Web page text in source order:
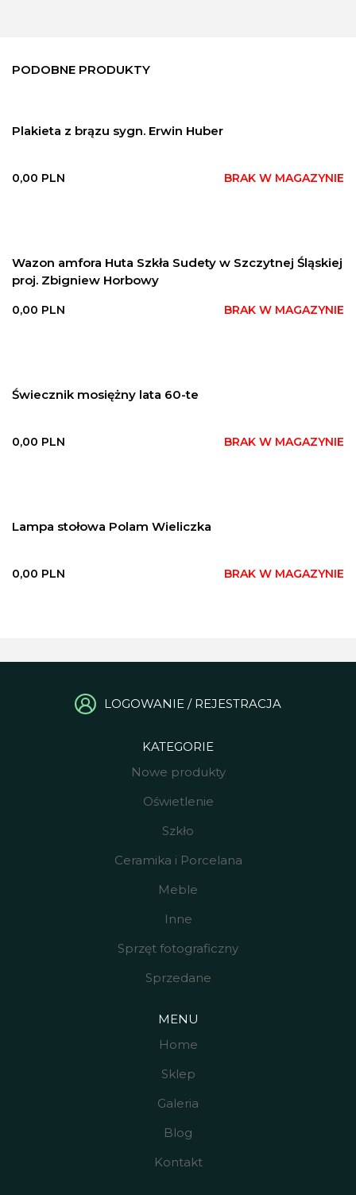
PODOBNE PRODUKTY
Plakieta z brązu sygn. Erwin Huber
0,00 PLN BRAK W MAGAZYNIE
Wazon amfora Huta Szkła Sudety w Szczytnej Śląskiej
proj. Zbigniew Horbowy
0,00 PLN BRAK W MAGAZYNIE
Świecznik mosiężny lata 60-te
0,00 PLN BRAK W MAGAZYNIE
Lampa stołowa Polam Wieliczka
0,00 PLN BRAK W MAGAZYNIE
LOGOWANIE / REJESTRACJA
KATEGORIE
Nowe produkty
Oświetlenie
Szkło
Ceramika i Porcelana
Meble
Inne
Sprzęt fotograficzny
Sprzedane
MENU
Home
Sklep
Galeria
Blog
Kontakt